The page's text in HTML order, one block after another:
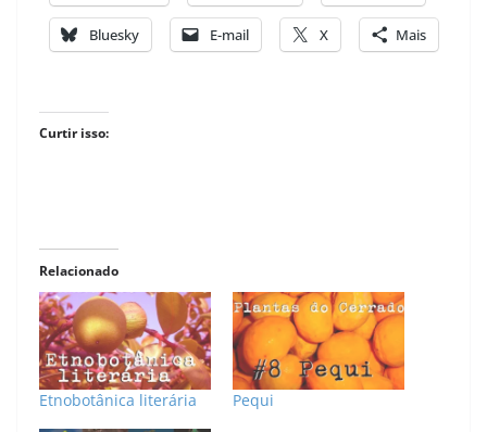
Bluesky E-mail X Mais
Curtir isso:
Relacionado
Etnobotânica literária Pequi